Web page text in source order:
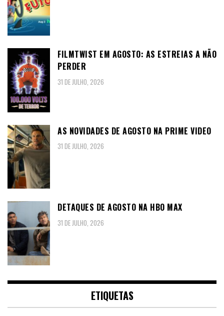
FILMTWIST EM AGOSTO: AS ESTREIAS A NÃO
PERDER
31 DE JULHO, 2026
AS NOVIDADES DE AGOSTO NA PRIME VIDEO
31 DE JULHO, 2026
DETAQUES DE AGOSTO NA HBO MAX
31 DE JULHO, 2026
ETIQUETAS